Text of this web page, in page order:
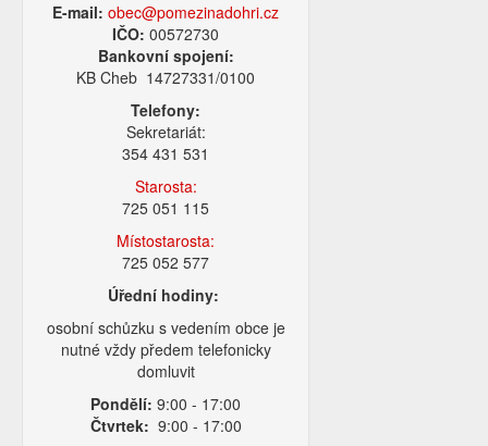
E-mail: obec@pomezinadohri.cz
IČO:00572730
Bankovní spojení:
KB Cheb 14727331/0100
Telefony:
Sekretariát:
354 431 531
Starosta:
725 051 115
Místostarosta:
725 052 577
Úřední hodiny:
osobní schůzku s vedením obce je
nutné vždy předem telefonicky
domluvit
Pondělí: 9:00 - 17:00
Čtvrtek: 9:00 - 17:00